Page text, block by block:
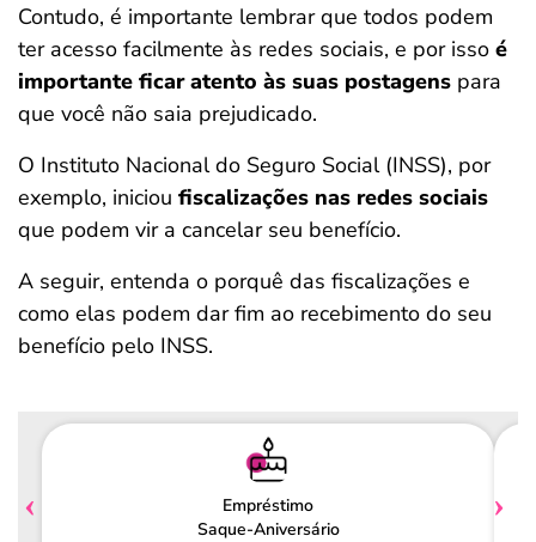
Contudo, é importante lembrar que todos podem
ter acesso facilmente às redes sociais, e por isso é
importante ficar atento às suas postagens para
que você não saia prejudicado.
O Instituto Nacional do Seguro Social (INSS), por
exemplo, iniciou fiscalizações nas redes sociais
que podem vir a cancelar seu benefício.
A seguir, entenda o porquê das fiscalizações e
como elas podem dar fim ao recebimento do seu
benefício pelo INSS.
Empréstimo
Saque-Aniversário